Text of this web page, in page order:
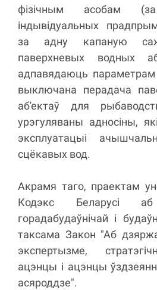
фізічным асобам
індывідуальных
за адну капаную
паверхневых водных
адпавядаюць параметрам
выключана перадача
аб'ектаў для
урэгуляваны адносіны,
эксплуатацыі
сцёкавых вод.
Акрамя таго, праектам
Кодэкс Беларусі аб
горадабудаўнічай і
таксама Закон "Аб
экспертызме,
ацэнцы і ацэнцы
асяроддзе".